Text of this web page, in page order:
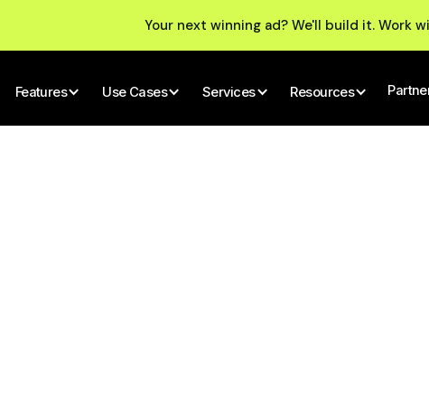
Your next winning ad? We'll build it. Work
Features Use Cases Services Resources